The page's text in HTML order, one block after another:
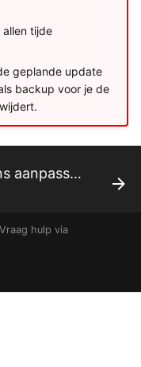
tijde
geplande update
backup voor je de
externe software
hulp via